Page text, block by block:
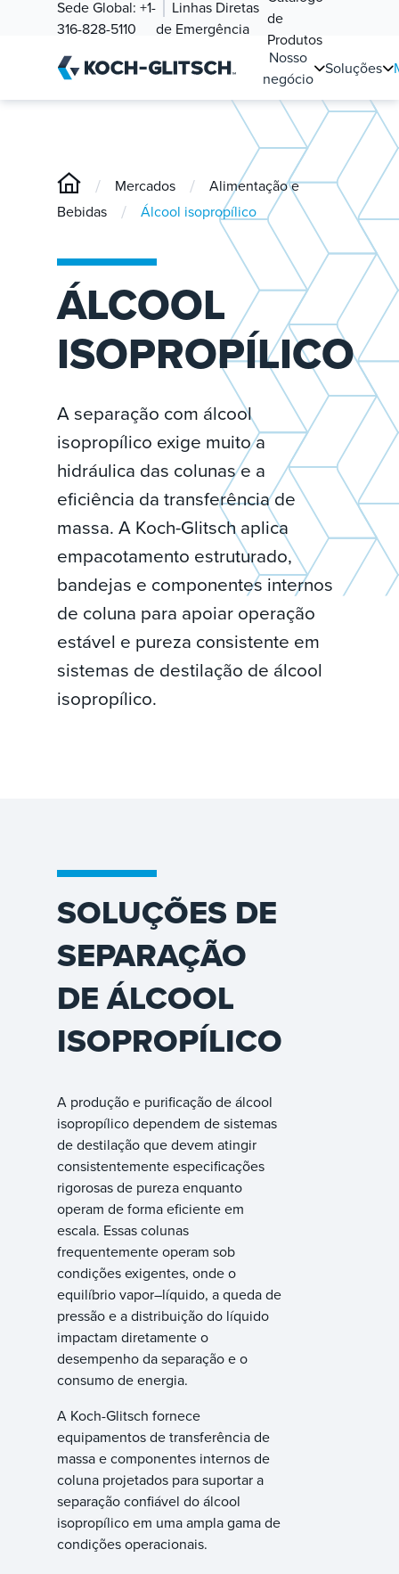
Sede Global: +1-
316-828-5110
Linhas Diretas
de Emergência
de
Produtos
Nosso
negócio
Soluções
/ Mercados /
Alimentação e
Bebidas
/ Álcool isopropílico
ÁLCOOL
ISOPROPÍLICO
A separação com álcool
isopropílico exige muito a
hidráulica das colunas e a
eficiência da transferência de
massa. A Koch-Glitsch aplica
empacotamento estruturado,
bandejas e componentes internos
de coluna para apoiar operação
estável e pureza consistente em
sistemas de destilação de álcool
isopropílico.
SOLUÇÕES DE
SEPARAÇÃO
DE ÁLCOOL
ISOPROPÍLICO
A produção e purificação de álcool
isopropílico dependem de sistemas
de destilação que devem atingir
consistentemente especificações
rigorosas de pureza enquanto
operam de forma eficiente em
escala. Essas colunas
frequentemente operam sob
condições exigentes, onde o
equilíbrio vapor–líquido, a queda de
pressão e a distribuição do líquido
impactam diretamente o
desempenho da separação e o
consumo de energia.
A Koch-Glitsch fornece
equipamentos de transferência de
massa e componentes internos de
coluna projetados para suportar a
separação confiável do álcool
isopropílico em uma ampla gama de
condições operacionais.